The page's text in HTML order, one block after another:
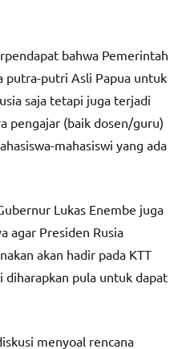
bahwa Pemerintah
putra-putri Asli Papua untuk
saja tetapi juga terjadi
pengajar (baik dosen/guru)
mahasiswi yang ada
Lukas Enembe juga
agar Presiden Rusia
akan hadir pada KTT
diharapkan pula untuk dapat
menyoal rencana